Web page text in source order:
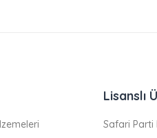
Lisanslı
Safari Parti